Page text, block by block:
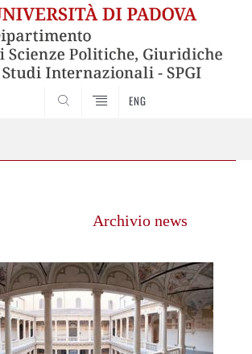
ENG
Archivio news